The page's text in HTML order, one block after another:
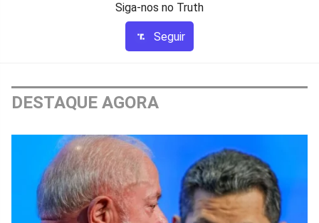
Siga-nos no Truth
Seguir
DESTAQUE AGORA